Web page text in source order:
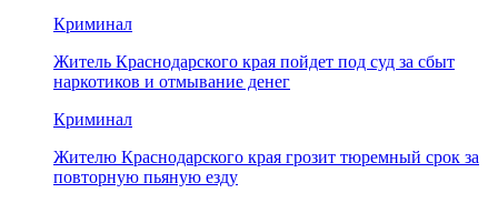
Криминал
Житель Краснодарского края пойдет под суд за сбыт
наркотиков и отмывание денег
Криминал
Жителю Краснодарского края грозит тюремный срок за
повторную пьяную езду